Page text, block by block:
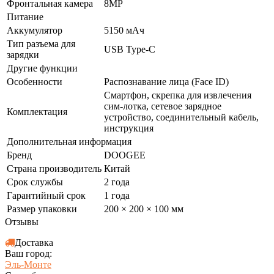
Фронтальная камера
8MP
Питание
Аккумулятор
5150 мАч
Тип разъема для
зарядки
USB Type-C
Другие функции
Особенности
Распознавание лица (Face ID)
Комплектация
Смартфон, скрепка для извлечения
сим-лотка, сетевое зарядное
устройство, соединительный кабель,
инструкция
Дополнительная информация
Бренд
DOOGEE
Страна производитель Китай
Срок службы
2 года
Гарантийный срок
1 года
Размер упаковки
200 × 200 × 100 мм
Отзывы
Доставка
Ваш город:
Эль-Монте